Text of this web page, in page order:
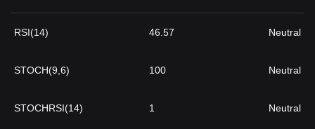
RSI(14) 46.57 Neutral
STOCH(9,6) 100 Neutral
STOCHRSI(14) 1 Neutral